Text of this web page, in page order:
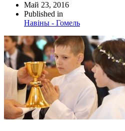
Май 23, 2016
Published in
Навіны - Гомель